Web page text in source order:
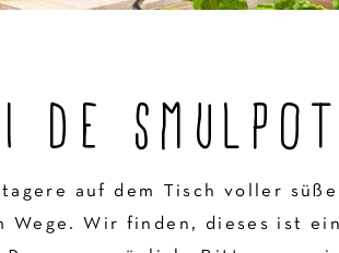
SMULPOT
auf dem Tisch voller
Wir finden, dieses ist ein